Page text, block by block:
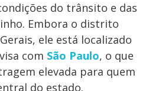
do trânsito e das
Embora o distrito
ele está localizado
com São Paulo, o que
elevada para quem
do estado.